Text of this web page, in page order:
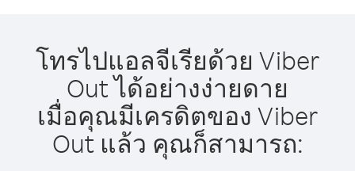
โทรไปแอลจีเรียด้วย Viber
Out ได้อย่างง่ายดาย
เมื่อคุณมีเครดิตของ Viber
Out แล้ว คุณก็สามารถ: